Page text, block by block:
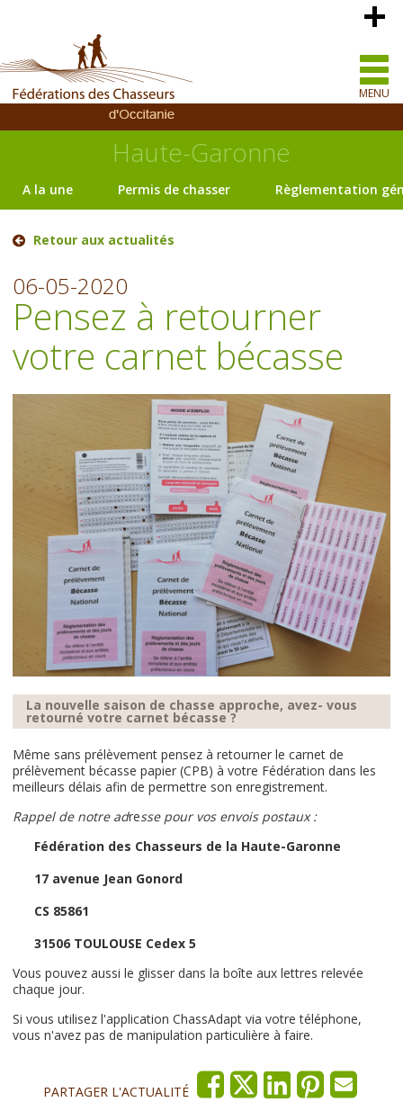
MENU
Haute-Garonne
A la une Permis de chasser Règlementation
Retour aux actualités
06-05-2020
Pensez à retourner
votre carnet bécasse
La nouvelle saison de chasse approche, avez- vous
retourné votre carnet bécasse ?
Même sans prélèvement pensez à retourner le carnet de
prélèvement bécasse papier (CPB) à votre Fédération dans les
meilleurs délais afin de permettre son enregistrement.
Rappel de notre adresse pour vos envois postaux :
Fédération des Chasseurs de la Haute-Garonne
17 avenue Jean Gonord
CS 85861
31506 TOULOUSE Cedex 5
Vous pouvez aussi le glisser dans la boîte aux lettres relevée
chaque jour.
Si vous utilisez l'application ChassAdapt via votre téléphone,
vous n'avez pas de manipulation particulière à faire.
PARTAGER L'ACTUALITÉ